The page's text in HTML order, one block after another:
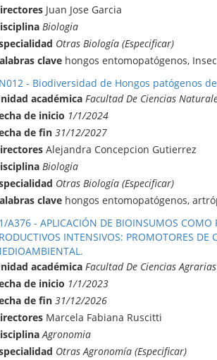
Juan Jose Garcia
Biologia
Otras Biología (Especificar)
clave hongos entomopatógenos,
- Biodiversidad de Hongos patógenos
académica Facultad De Ciencias
de inicio 1/1/2024
de fin 31/12/2027
Alejandra Concepcion Gutierrez
Biologia
Otras Biología (Especificar)
clave hongos entomopatógenos,
A376 - APLICACIÓN DE BIOINSUMOS COMO
INTENSIVOS: PROMOTORES DE
académica Facultad De Ciencias
de inicio 1/1/2023
de fin 31/12/2026
Marcela Fabiana Ruscitti
Agronomia
Otras Agronomía (Especificar)